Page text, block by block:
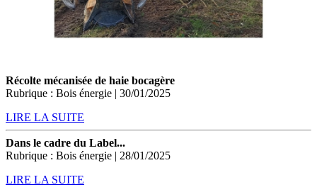
Récolte mécanisée de haie bocagère
Rubrique : Bois énergie | 30/01/2025
LIRE LA SUITE
Dans le cadre du Label...
Rubrique : Bois énergie | 28/01/2025
LIRE LA SUITE